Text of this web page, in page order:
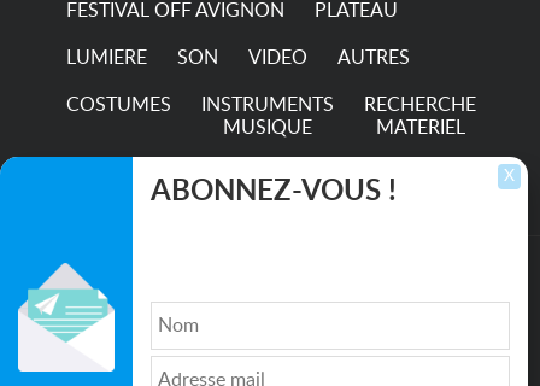
FESTIVAL OFF AVIGNON PLATEAU
LUMIERE SON VIDEO AUTRES
COSTUMES
INSTRUMENTS
MUSIQUE
RECHERCHE
MATERIEL
TRANSPORTS
Qui sommes nous ?| Médias
X
ABONNEZ-VOUS !